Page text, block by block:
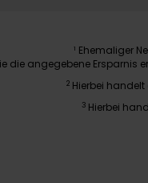
1 Ehemaliger
die angegebene
2 Hierbei
3 Hierbei